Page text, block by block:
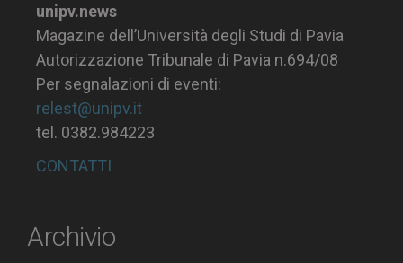
unipv.news
Magazine dell’Università degli Studi di Pavia
Autorizzazione Tribunale di Pavia n.694/08
Per segnalazioni di eventi:
relest@unipv.it
tel. 0382.984223
CONTATTI
Archivio